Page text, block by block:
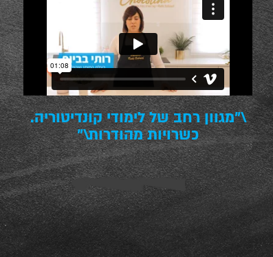
\"מגוון רחב של לימודי קונדיטוריה.
כשרויות מהודרות\"